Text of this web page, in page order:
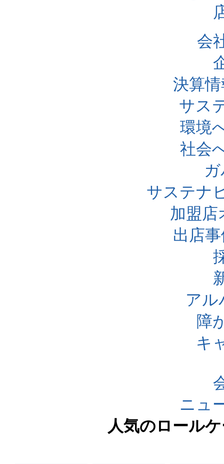
会
決算
サス
環境
社会
サステナ
加盟店
出店
アル
障
キ
ニュ
人気のロール